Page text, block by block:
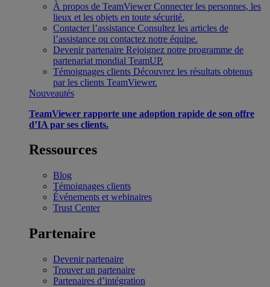
À propos de TeamViewer Connecter les personnes, les
lieux et les objets en toute sécurité.
Contacter l’assistance Consultez les articles de
l’assistance ou contactez notre équipe.
Devenir partenaire Rejoignez notre programme de
partenariat mondial TeamUP.
Témoignages clients Découvrez les résultats obtenus
par les clients TeamViewer.
Nouveautés
TeamViewer rapporte une adoption rapide de son offre
d’IA par ses clients.
Ressources
Blog
Témoignages clients
Événements et webinaires
Trust Center
Partenaire
Devenir partenaire
Trouver un partenaire
Partenaires d’intégration